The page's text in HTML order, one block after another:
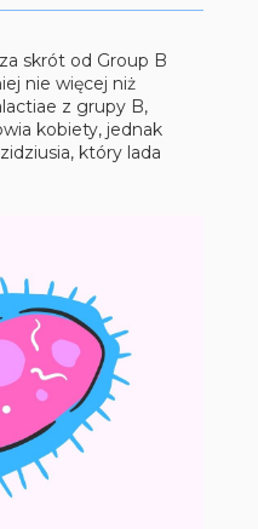
skrót od Group B
nie więcej niż
z grupy B,
kobiety, jednak
który lada